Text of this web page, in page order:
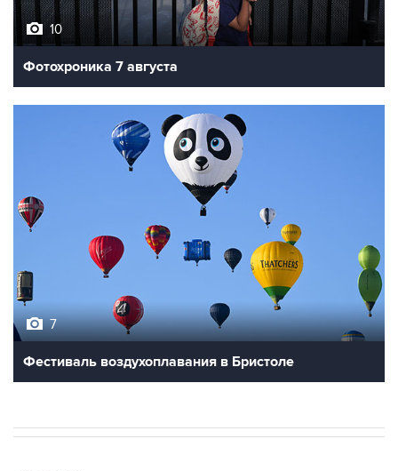
10
Фотохроника 7 августа
7
Фестиваль воздухоплавания в Бристоле